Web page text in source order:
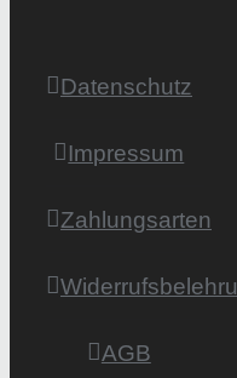
Datenschutz
Impressum
Zahlungsarten
AGB